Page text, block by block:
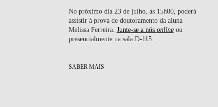
No próximo dia 23 de julho, às 15h00, poderá
assistir à prova de doutoramento da aluna
Melissa Ferreira. Junte-se a nós onlineou
presencialmente na sala D-115.
SABER MAIS